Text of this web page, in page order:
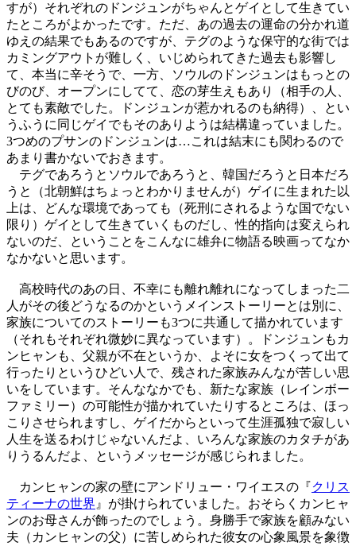
すが）それぞれのドンジュンがちゃんとゲイとして生きてい
たところがよかったです。ただ、あの過去の運命の分かれ道
ゆえの結果でもあるのですが、テグのような保守的な街では
カミングアウトが難しく、いじめられてきた過去も影響し
て、本当に辛そうで、一方、ソウルのドンジュンはもっとの
びのび、オープンにしてて、恋の芽生えもあり（相手の人、
とても素敵でした。ドンジュンが惹かれるのも納得）、とい
うふうに同じゲイでもそのありようは結構違っていました。
3つめのプサンのドンジュンは…これは結末にも関わるので
あまり書かないでおきます。
テグであろうとソウルであろうと、韓国だろうと日本だろ
うと（北朝鮮はちょっとわかりませんが）ゲイに生まれた以
上は、どんな環境であっても（死刑にされるような国でない
限り）ゲイとして生きていくものだし、性的指向は変えられ
ないのだ、ということをこんなに雄弁に物語る映画ってなか
なかないと思います。
高校時代のあの日、不幸にも離れ離れになってしまった二
人がその後どうなるのかというメインストーリーとは別に、
家族についてのストーリーも3つに共通して描かれています
（それもそれぞれ微妙に異なっています）。ドンジュンもカ
ンヒャンも、父親が不在というか、よそに女をつくって出て
行ったりというひどい人で、残された家族みんなが苦しい思
いをしています。そんななかでも、新たな家族（レインボー
ファミリー）の可能性が描かれていたりするところは、ほっ
こりさせられますし、ゲイだからといって生涯孤独で寂しい
人生を送るわけじゃないんだよ、いろんな家族のカタチがあ
りうるんだよ、というメッセージが感じられました。
カンヒャンの家の壁にアンドリュー・ワイエスの『クリス
ティーナの世界 』が掛けられていました。おそらくカンヒャ
ンのお母さんが飾ったのでしょう。身勝手で家族を顧みない
夫（カンヒャンの父）に苦しめられた彼女の心象風景を象徴